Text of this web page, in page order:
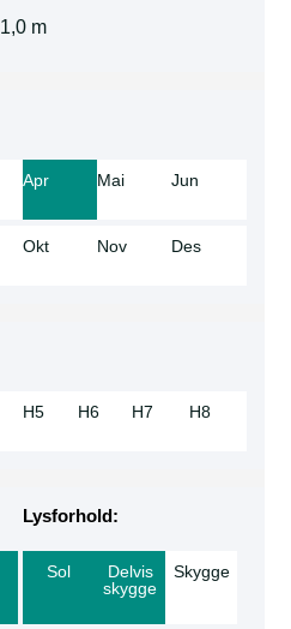
1,0 m
Apr Mai Jun
Okt Nov Des
H5 H6 H7 H8
Lysforhold:
Sol
Delvis
skygge
Skygge